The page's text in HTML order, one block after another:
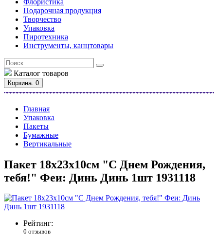
Подарочная продукция
Творчество
Упаковка
Пиротехника
Инструменты, канцтовары
Каталог товаров
Корзина: 0
Главная
Упаковка
Пакеты
Бумажные
Вертикальные
Пакет 18х23х10см "С Днем Рождения,
тебя!" Феи: Динь Динь 1шт 1931118
Рейтинг:
0 отзывов